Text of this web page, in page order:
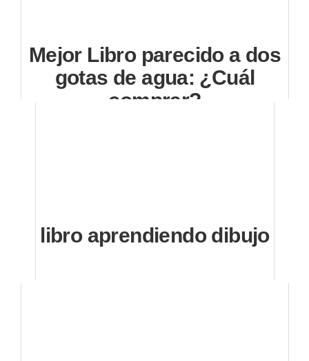
Mejor Libro parecido a dos
gotas de agua: ¿Cuál
comprar?
libro aprendiendo dibujo